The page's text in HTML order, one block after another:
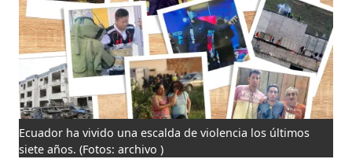
Ecuador ha vivido una escalda de violencia los últimos
siete años.(Fotos: archivo )